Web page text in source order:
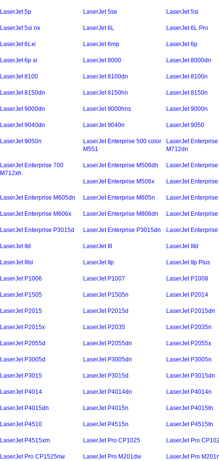
LaserJet 5p LaserJet 5se LaserJet 5si
LaserJet 5si nx LaserJet 6L LaserJet 6L Pro
LaserJet 6Lxi LaserJet 6mp LaserJet 6p
LaserJet 6p xi LaserJet 8000 LaserJet 8000dn
LaserJet 8100 LaserJet 8100dn LaserJet 8100n
LaserJet 8150dn LaserJet 8150hn LaserJet 8150n
LaserJet 9000dn LaserJet 9000hns LaserJet 9000n
LaserJet 9040dn LaserJet 9040n LaserJet 9050
LaserJet 9050n
LaserJet Enterprise 500 color
M551
LaserJet
M712dn
LaserJet Enterprise 700
M712xh
LaserJet Enterprise M506dh LaserJet
LaserJet Enterprise M506x LaserJet
LaserJet Enterprise M605dn LaserJet Enterprise M605n LaserJet
LaserJet Enterprise M606x LaserJet Enterprise M806dn LaserJet
LaserJet Enterprise P3015d LaserJet Enterprise P3015dn LaserJet
LaserJet IId LaserJet III LaserJet IIId
LaserJet IIIsi LaserJet IIp LaserJet IIp Plus
LaserJet P1006 LaserJet P1007 LaserJet P1008
LaserJet P1505 LaserJet P1505n LaserJet P2014
LaserJet P2015 LaserJet P2015d LaserJet P2015dn
LaserJet P2015x LaserJet P2035 LaserJet P2035n
LaserJet P2055d LaserJet P2055dn LaserJet P2055x
LaserJet P3005d LaserJet P3005dn LaserJet P3005n
LaserJet P3015 LaserJet P3015d LaserJet P3015dn
LaserJet P4014 LaserJet P4014dn LaserJet P4014n
LaserJet P4015dn LaserJet P4015n LaserJet P4015tn
LaserJet P4510 LaserJet P4515n LaserJet P4515tn
LaserJet P4515xm LaserJet Pro CP1025 LaserJet Pro
LaserJet Pro CP1525nw LaserJet Pro M201dw LaserJet Pro